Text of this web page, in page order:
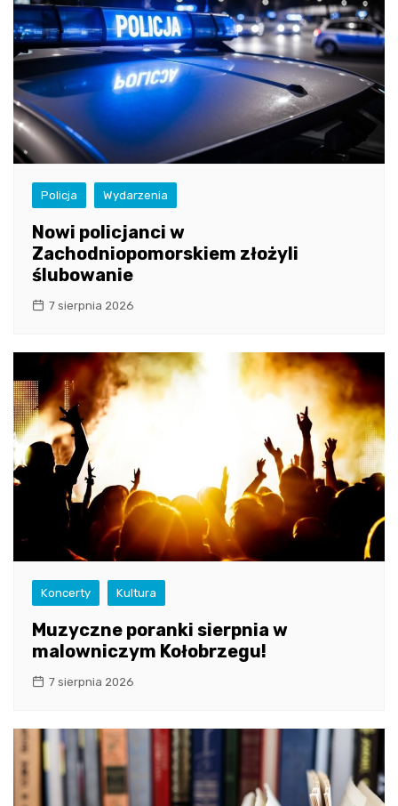
Policja Wydarzenia
Nowi policjanci w
Zachodniopomorskiem złożyli
ślubowanie
7 sierpnia 2026
Koncerty Kultura
Muzyczne poranki sierpnia w
malowniczym Kołobrzegu!
7 sierpnia 2026